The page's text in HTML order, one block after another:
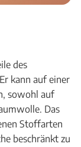
des
kann auf einer
sowohl auf
Das
Stoffarten
beschränkt zu